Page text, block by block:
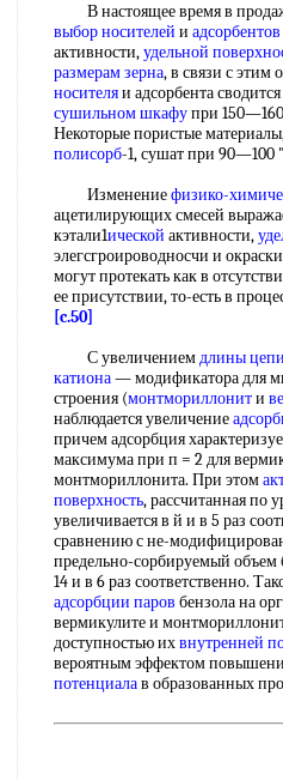
В настоящее время в
выбор носителей и
активности,удельной
размерам зерна, в связи с этим
носителяи адсорбента
сушильном шкафупри
Некоторые пористые
полисорб-1, сушат при 90—100
Изменениефизико-
ацетилирующих смесей
кэтали1ической активности,
элегсгроироводносчи и окраски
могут протекать как в
ее присутствии, то-есть в
[c.50]
С увеличениемдлины цепи
катиона— модификатора для
строения (монтмориллонити
наблюдается увеличение
причем адсорбция
максимума при п = 2 для
монтмориллонита. При этом
поверхность, рассчитанная по
увеличивается в й и в 5 раз
сравнению с не-
предельно-сорбируемый объем
14 и в 6 раз соответственно.
адсорбции паров бензола на
вермикулите и
доступностью ихвнутренней
вероятным эффектом
потенциалав образованных